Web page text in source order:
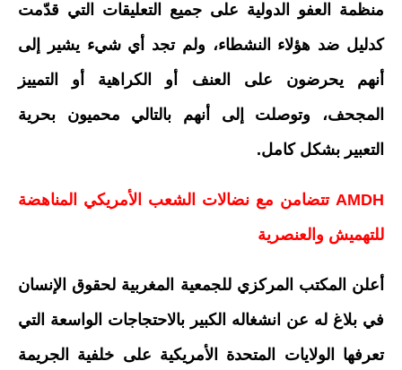
منظمة العفو الدولية على جميع التعليقات التي قدّمت
كدليل ضد هؤلاء النشطاء، ولم تجد أي شيء يشير إلى
أنهم يحرضون على العنف أو الكراهية أو التمييز
المجحف، وتوصلت إلى أنهم بالتالي محميون بحرية
التعبير بشكل كامل.
AMDH تتضامن مع نضالات الشعب الأمريكي المناهضة
للتهميش والعنصرية
أعلن المكتب المركزي للجمعية المغربية لحقوق الإنسان
في بلاغ له عن انشغاله الكبير بالاحتجاجات الواسعة التي
تعرفها الولايات المتحدة الأمريكية على خلفية الجريمة